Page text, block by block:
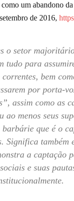
um abandono
de 2016,
o setor
tudo para
bem
por porta-
assim como as
ao menos seus
que é o
Significa
a
e suas